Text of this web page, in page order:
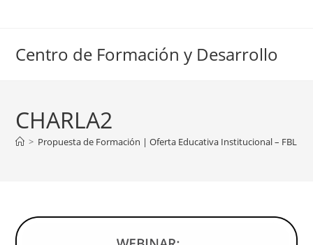
Centro de Formación y Desarrollo
CHARLA2
> Propuesta de Formación | Oferta Educativa Institucional – FBLP